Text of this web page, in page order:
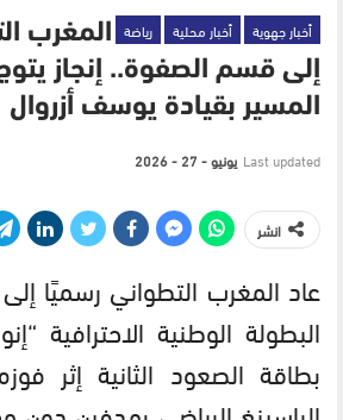
أخبار جهوية أخبار محلية رياضة المغرب
إلى قسم الصفوة.. إنجاز
المسير بقيادة يوسف أزروال
Last updated يونيو - 27 - 2026
انشر
عاد المغرب التطواني رسميًا
البطولة الوطنية الاحترافية
بطاقة الصعود الثانية إثر